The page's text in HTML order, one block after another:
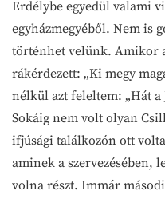
Erdélybe egyedül valami
egyházmegyéből. Nem is
történhet velünk. Amikor
rákérdezett: „Ki megy
nélkül azt feleltem: „Hát a
Sokáig nem volt olyan
ifjúsági találkozón ott
aminek a szervezésében,
volna részt. Immár